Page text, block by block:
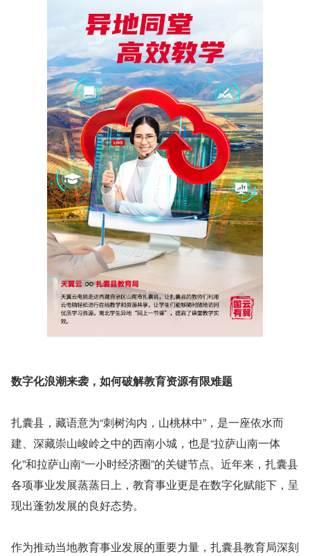
数字化浪潮来袭，如何破解教育资源有限难题
扎囊县，藏语意为“刺树沟内，山桃林中”，是一座依水而
建、深藏崇山峻岭之中的西南小城，也是“拉萨山南一体
化”和拉萨山南“一小时经济圈”的关键节点。近年来，扎囊县
各项事业发展蒸蒸日上，教育事业更是在数字化赋能下，呈
现出蓬勃发展的良好态势。
作为推动当地教育事业发展的重要力量，扎囊县教育局深刻